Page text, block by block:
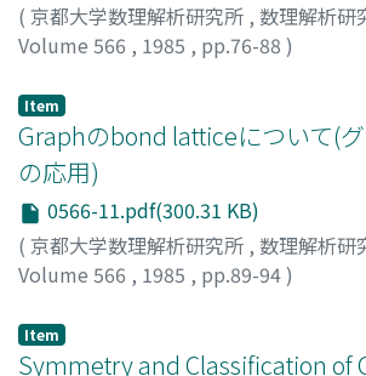
( 京都大学数理解析研究所 , 数理解析研
Volume 566 , 1985 , pp.76-88 )
Item
Graphのbond latticeについて(
の応用)
0566-11.pdf(300.31 KB)
( 京都大学数理解析研究所 , 数理解析研
Volume 566 , 1985 , pp.89-94)
Item
Symmetry and Classification of